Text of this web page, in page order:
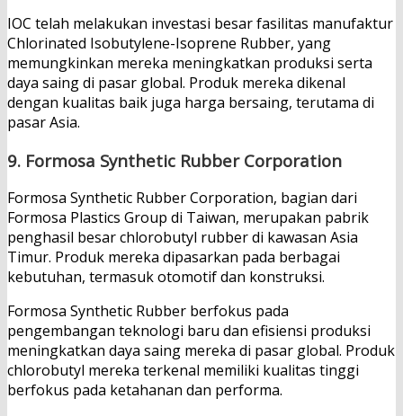
IOC telah melakukan investasi besar fasilitas manufaktur
Chlorinated Isobutylene-Isoprene Rubber, yang
memungkinkan mereka meningkatkan produksi serta
daya saing di pasar global. Produk mereka dikenal
dengan kualitas baik juga harga bersaing, terutama di
pasar Asia.
9. Formosa Synthetic Rubber Corporation
Formosa Synthetic Rubber Corporation, bagian dari
Formosa Plastics Group di Taiwan, merupakan pabrik
penghasil besar chlorobutyl rubber di kawasan Asia
Timur. Produk mereka dipasarkan pada berbagai
kebutuhan, termasuk otomotif dan konstruksi.
Formosa Synthetic Rubber berfokus pada
pengembangan teknologi baru dan efisiensi produksi
meningkatkan daya saing mereka di pasar global. Produk
chlorobutyl mereka terkenal memiliki kualitas tinggi
berfokus pada ketahanan dan performa.